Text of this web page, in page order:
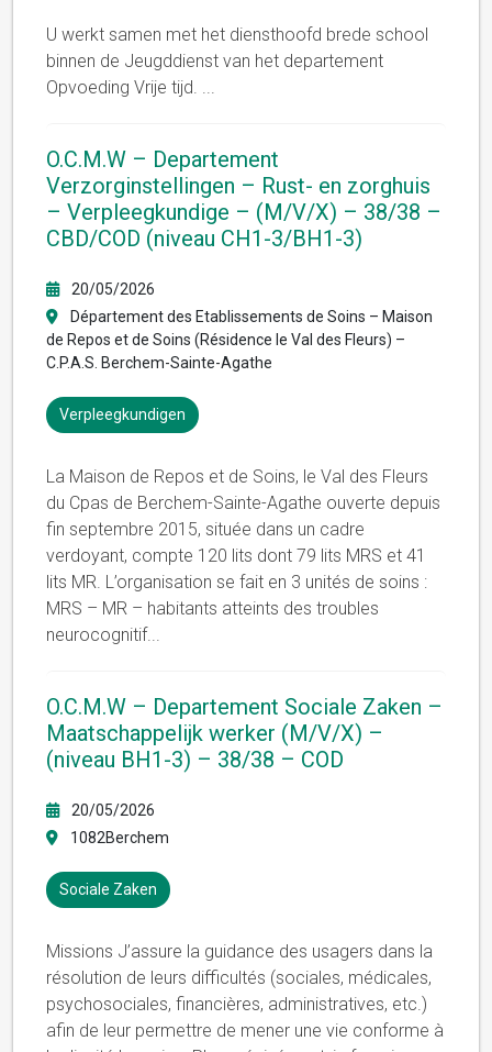
U werkt samen met het diensthoofd brede school
binnen de Jeugddienst van het departement
Opvoeding Vrije tijd. ...
O.C.M.W – Departement
Verzorginstellingen – Rust- en zorghuis
– Verpleegkundige – (M/V/X) – 38/38 –
CBD/COD (niveau CH1-3/BH1-3)
20/05/2026
Département des Etablissements de Soins – Maison
de Repos et de Soins (Résidence le Val des Fleurs) –
C.P.A.S. Berchem-Sainte-Agathe
Verpleegkundigen
La Maison de Repos et de Soins, le Val des Fleurs
du Cpas de Berchem-Sainte-Agathe ouverte depuis
fin septembre 2015, située dans un cadre
verdoyant, compte 120 lits dont 79 lits MRS et 41
lits MR. L’organisation se fait en 3 unités de soins :
MRS – MR – habitants atteints des troubles
neurocognitif...
O.C.M.W – Departement Sociale Zaken –
Maatschappelijk werker (M/V/X) –
(niveau BH1-3) – 38/38 – COD
20/05/2026
1082Berchem
Sociale Zaken
Missions J’assure la guidance des usagers dans la
résolution de leurs difficultés (sociales, médicales,
psychosociales, financières, administratives, etc.)
afin de leur permettre de mener une vie conforme à